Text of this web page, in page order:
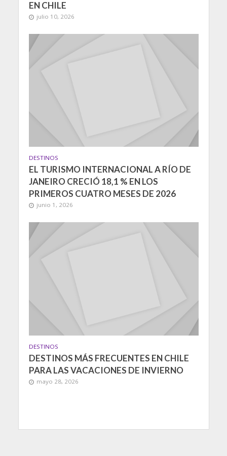
EN CHILE
julio 10, 2026
DESTINOS
EL TURISMO INTERNACIONAL A RÍO DE
JANEIRO CRECIÓ 18,1 % EN LOS
PRIMEROS CUATRO MESES DE 2026
junio 1, 2026
DESTINOS
DESTINOS MÁS FRECUENTES EN CHILE
PARA LAS VACACIONES DE INVIERNO
mayo 28, 2026